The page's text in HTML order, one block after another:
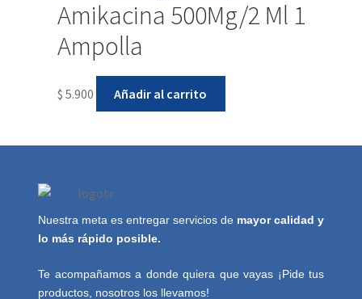
Amikacina 500Mg/2 Ml 1
Ampolla
$ 5.900 Añadir al carrito
Nuestra meta es entregar servicios de mayor calidad y
lo más rápido posible.
Te acompañamos a donde quiera que vayas ¡Pide tus
productos, nosotros los llevamos!